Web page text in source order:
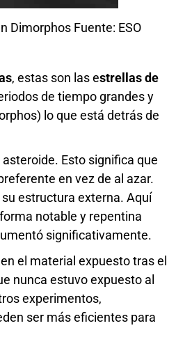
Dimorphos Fuente: ESO
, estas son las estrellas de
de tiempo grandes y
lo que está detrás de
asteroide. Esto significa que
en vez de al azar.
estructura externa. Aquí
notable y repentina
significativamente.
el material expuesto tras el
nunca estuvo expuesto al
experimentos,
ser más eficientes para